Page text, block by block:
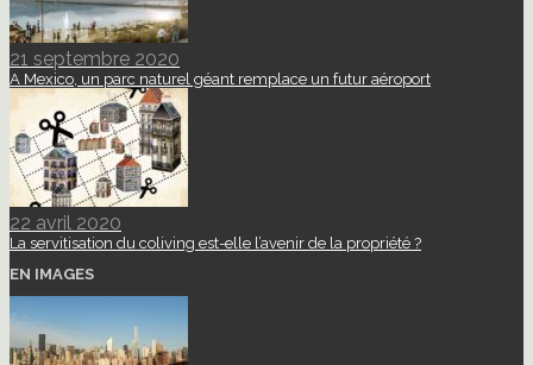
21 septembre 2020
A Mexico, un parc naturel géant remplace un futur aéroport
22 avril 2020
La servitisation du coliving est-elle l’avenir de la propriété ?
EN IMAGES